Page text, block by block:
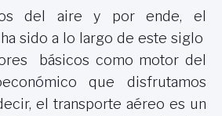
del aire y por ende, el
sido a lo largo de este siglo
básicos como motor del
que disfrutamos
el transporte aéreo es un